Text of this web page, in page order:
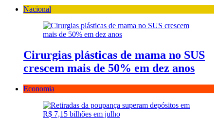
Nacional
Cirurgias plásticas de mama no SUS
crescem mais de 50% em dez anos
Economia